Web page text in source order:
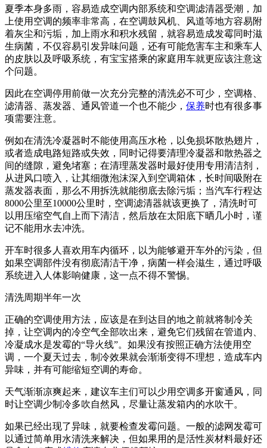
夏季本身多雨，容易造成空调内部系统和空调滤清器受潮，加
上使用空调的频率非常高，在空调鼓风机、风道等地方容易附
着灰尘和污垢，加上雨水和积水残留，就容易造成发霉同时滋
生病菌，不仅容易引发异味问题，还有可能危害车主和乘车人
的皮肤以及呼吸系统，有宝宝搭乘的家庭用车就更应该注意这
个问题。
因此在空调停用前做一次充分完整的清洗必不可少，空调格、
滤清器、蒸发器、通风管道一个也不能少， 保养时也有很多事
项需要注意。
例如在清洗冷凝器时不能使用高压水枪，以免损坏散热翅片，
或者造成电路短路或失效，同时记得要清理冷凝器和散热器之
间的缝隙，避免堵塞；在清理蒸发器时最好使用专用清洁剂，
从进风口喷入，让其细微泡沫深入到空调箱体，长时间吸附在
蒸发器表面，那么不用拆洗就能彻底去除污垢；当汽车行程达
8000公里至10000公里时，空调滤清器就该更换了，清洗时可
以用压缩空气自上而下清洁，然后放在太阳底下晒几小时，谨
记不能用水去冲洗。
开车时很多人喜欢用车内循环，以为能够避开车外的污染，但
如果空调部件没有彻底清洁干净，病菌一样会滋生，通过呼吸
系统进入人体影响健康，这一点不得不警惕。
清洗周期半年一次
正确的空调使用方法，应该是在到达目的地之前就将制冷关
掉，让空调内的冷空气全部吹出来，避免它们残留在管道内、
冷凝成水是发霉的“导火线”。如果没有按照正确方法使用空
调，一个夏天过去，制冷效果就会渐渐变得不理想，造成车内
异味，并有可能缩短空调的寿命。
天气渐渐凉爽起来，建议车主们可以少用空调多开窗通风，同
时让空调少制冷多吹自然风，尽量让蒸发箱内的水吹干。
如果已经出现了异味，就要检查发霉问题。一般的滤网发霉可
以通过简单用水清洗来解决，但如果用的是活性炭材料最好还